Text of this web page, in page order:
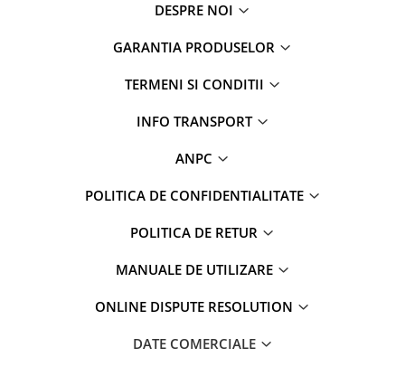
DESPRE NOI
GARANTIA PRODUSELOR
TERMENI SI CONDITII
INFO TRANSPORT
ANPC
POLITICA DE CONFIDENTIALITATE
POLITICA DE RETUR
MANUALE DE UTILIZARE
ONLINE DISPUTE RESOLUTION
DATE COMERCIALE